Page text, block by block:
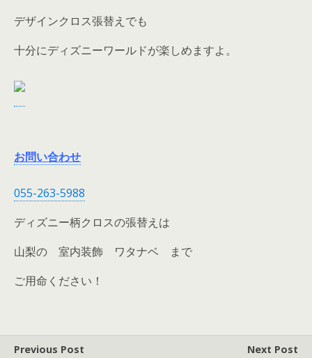
デザインクロス張替えでも
十分にディズニーワールドが楽しめますよ。
お問い合わせ
055-263-5988
ディズニー柄クロスの張替えは
山梨の 室内装飾 ワタナベ まで
ご用命ください！
Previous Post Next Post